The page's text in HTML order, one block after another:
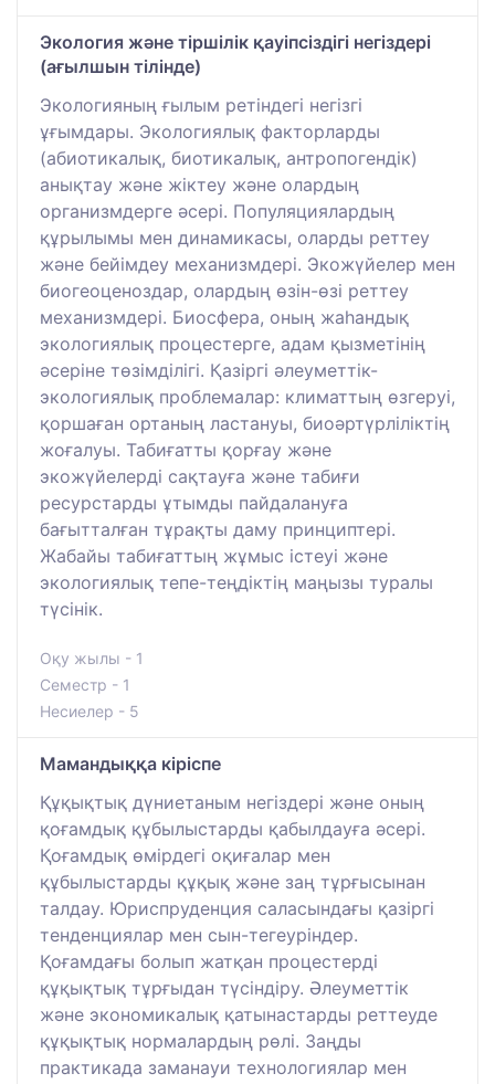
Экология және тіршілік қауіпсіздігі негіздері
(ағылшын тілінде)
Экологияның ғылым ретіндегі негізгі
ұғымдары. Экологиялық факторларды
(абиотикалық, биотикалық, антропогендік)
анықтау және жіктеу және олардың
организмдерге әсері. Популяциялардың
құрылымы мен динамикасы, оларды реттеу
және бейімдеу механизмдері. Экожүйелер мен
биогеоценоздар, олардың өзін-өзі реттеу
механизмдері. Биосфера, оның жаһандық
экологиялық процестерге, адам қызметінің
әсеріне төзімділігі. Қазіргі әлеуметтік-
экологиялық проблемалар: климаттың өзгеруі,
қоршаған ортаның ластануы, биоәртүрліліктің
жоғалуы. Табиғатты қорғау және
экожүйелерді сақтауға және табиғи
ресурстарды ұтымды пайдалануға
бағытталған тұрақты даму принциптері.
Жабайы табиғаттың жұмыс істеуі және
экологиялық тепе-теңдіктің маңызы туралы
түсінік.
Оқу жылы - 1
Семестр - 1
Несиелер - 5
Мамандыққа кіріспе
Құқықтық дүниетаным негіздері және оның
қоғамдық құбылыстарды қабылдауға әсері.
Қоғамдық өмірдегі оқиғалар мен
құбылыстарды құқық және заң тұрғысынан
талдау. Юриспруденция саласындағы қазіргі
тенденциялар мен сын-тегеуріндер.
Қоғамдағы болып жатқан процестерді
құқықтық тұрғыдан түсіндіру. Әлеуметтік
және экономикалық қатынастарды реттеуде
құқықтық нормалардың рөлі. Заңды
практикада заманауи технологиялар мен